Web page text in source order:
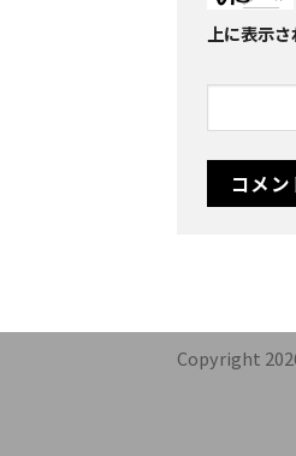
上に表示さ
Copyright